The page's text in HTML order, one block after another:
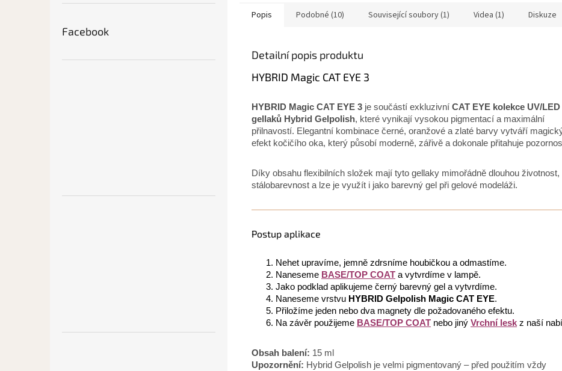
Facebook
Popis Podobné (10) Související soubory (1) Videa (1) Diskuze
Detailní popis produktu
HYBRID Magic CAT EYE 3
HYBRID Magic CAT EYE 3 je součástí exkluzivní CAT EYE kolekce UV/LED
gellaků Hybrid Gelpolish, které vynikají vysokou pigmentací a maximální
přilnavostí. Elegantní kombinace černé, oranžové a zlaté barvy vytváří
efekt kočičího oka, který působí moderně, zářivě a dokonale přitahuje
Díky obsahu flexibilních složek mají tyto gellaky mimořádně dlouhou životnost,
stálobarevnost a lze je využít i jako barevný gel při gelové modeláži.
Postup aplikace
Nehet upravíme, jemně zdrsníme houbičkou a odmastíme.
Naneseme BASE/TOP COAT a vytvrdíme v lampě.
Jako podklad aplikujeme černý barevný gel a vytvrdíme.
Naneseme vrstvu HYBRID Gelpolish Magic CAT EYE.
Přiložíme jeden nebo dva magnety dle požadovaného efektu.
Na závěr použijeme BASE/TOP COAT nebo jiný Vrchní lesk z naší
Obsah balení: 15 ml
Upozornění: Hybrid Gelpolish je velmi pigmentovaný – před použitím vždy